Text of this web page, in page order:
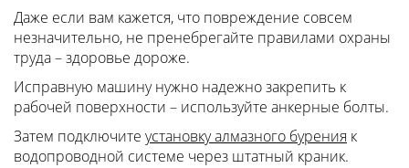
Даже если вам кажется, что повреждение совсем
незначительно, не пренебрегайте правилами охраны
труда – здоровье дороже.
Исправную машину нужно надежно закрепить к
рабочей поверхности – используйте анкерные болты.
Затем подключите установку алмазного бурения к
водопроводной системе через штатный краник.